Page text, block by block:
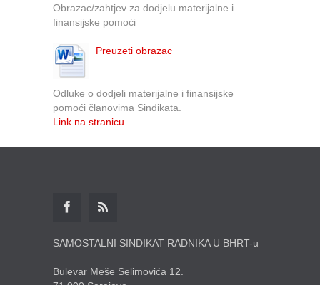
Obrazac/zahtjev za dodjelu materijalne i
finansijske pomoći
Preuzeti obrazac
Odluke o dodjeli materijalne i finansijske
pomoći članovima Sindikata.
Link na stranicu
SAMOSTALNI SINDIKAT RADNIKA U BHRT-u
Bulevar Meše Selimovića 12.